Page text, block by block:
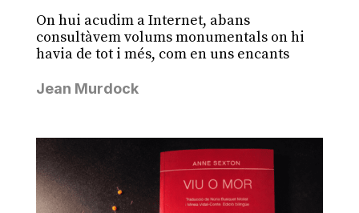
On hui acudim a Internet, abans
consultàvem volums monumentals on hi
havia de tot i més, com en uns encants
Jean Murdock